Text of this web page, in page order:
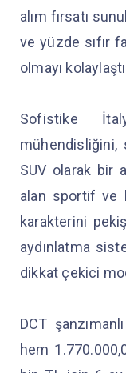
alım fırsatı
ve yüzde sıfır
olmayı
Sofistike
SUV olarak bir
alan sportif ve
karakterini
aydınlatma
dikkat çekici
DCT
hem